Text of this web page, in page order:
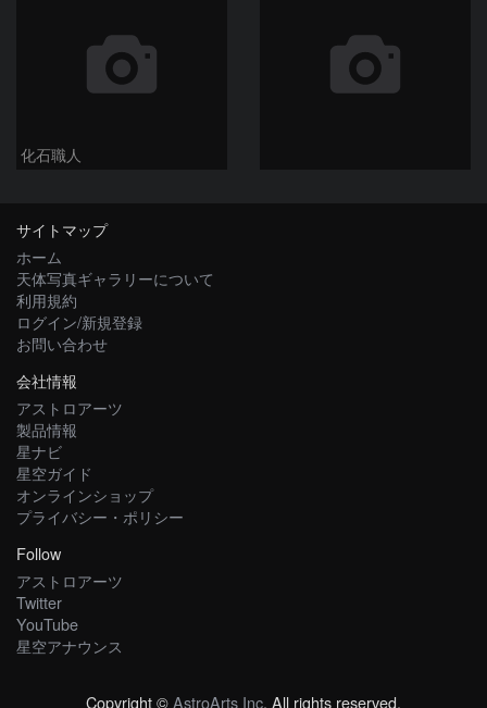
化石職人
サイトマップ
ホーム
天体写真ギャラリーについて
利用規約
ログイン/新規登録
お問い合わせ
会社情報
アストロアーツ
製品情報
星ナビ
星空ガイド
オンラインショップ
プライバシー・ポリシー
Follow
アストロアーツ
Twitter
YouTube
星空アナウンス
Copyright ©AstroArts Inc. All rights reserved.